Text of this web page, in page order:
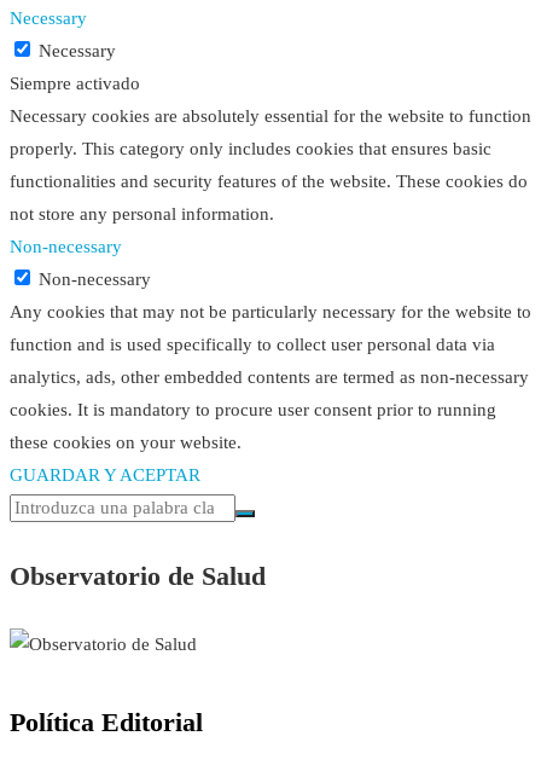
Necessary
Necessary
Siempre activado
Necessary cookies are absolutely essential for the website to function
properly. This category only includes cookies that ensures basic
functionalities and security features of the website. These cookies do
not store any personal information.
Non-necessary
Non-necessary
Any cookies that may not be particularly necessary for the website to
function and is used specifically to collect user personal data via
analytics, ads, other embedded contents are termed as non-necessary
cookies. It is mandatory to procure user consent prior to running
these cookies on your website.
GUARDAR Y ACEPTAR
Observatorio de Salud
Política Editorial